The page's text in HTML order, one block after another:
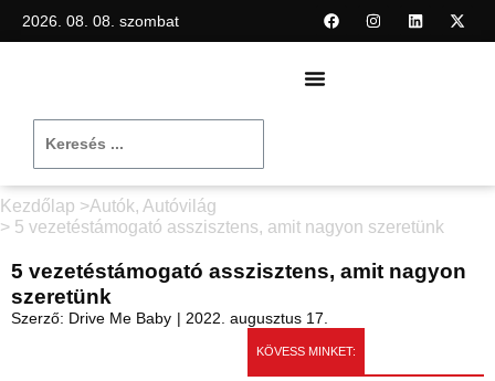
2026. 08. 08. szombat
Kezdőlap >Autók, Autóvilág
> 5 vezetéstámogató asszisztens, amit nagyon szeretünk
5 vezetéstámogató asszisztens, amit nagyon
szeretünk
Szerző: Drive Me Baby | 2022. augusztus 17.
KÖVESS MINKET: